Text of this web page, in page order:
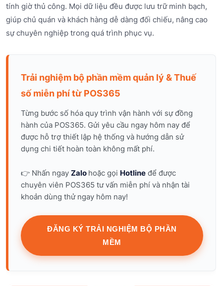
tính giờ thủ công. Mọi dữ liệu đều được lưu trữ minh bạch,
giúp chủ quán và khách hàng dễ dàng đối chiếu, nâng cao
sự chuyên nghiệp trong quá trình phục vụ.
Trải nghiệm bộ phần mềm quản lý & Thuế
số miễn phí từ POS365
Từng bước số hóa quy trình vận hành với sự đồng
hành của POS365. Gửi yêu cầu ngay hôm nay để
được hỗ trợ thiết lập hệ thống và hướng dẫn sử
dụng chi tiết hoàn toàn không mất phí.
👉 Nhấn ngay Zalo hoặc gọi Hotline để được
chuyên viên POS365 tư vấn miễn phí và nhận tài
khoản dùng thử ngay hôm nay!
ĐĂNG KÝ TRẢI NGHIỆM BỘ PHẦN
MỀM